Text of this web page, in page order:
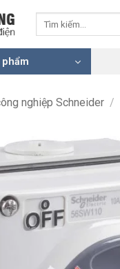
phẩm
nghiệp Schneider /